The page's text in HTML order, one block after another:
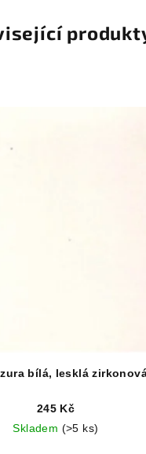
bílá, lesklá
245 Kč
Skladem (>5 ks)